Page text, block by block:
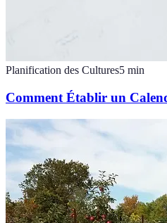
Planification des Cultures5 min
Comment Établir un